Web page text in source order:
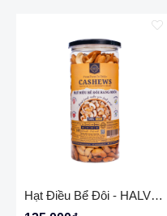
Hạt Điều Bể Đôi - HALVES CASHEW The Nuts Valley